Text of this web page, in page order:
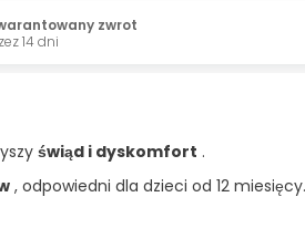
zwrot
14 dni
świąd i dyskomfort .
, odpowiedni dla dzieci od 12